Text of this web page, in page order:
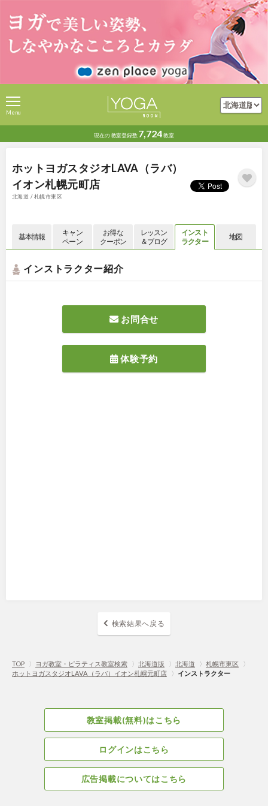
現在の教室登録数 7,724教室
Menu
ホットヨガスタジオLAVA（ラバ）
イオン札幌元町店
北海道 / 札幌市東区
基本情報
キャン
ペーン
お得な
クーポン
レッスン
＆ブログ
インスト
ラクター
地図
インストラクター紹介
お問合せ
体験予約
検索結果へ戻る
TOP 〉 ヨガ教室・ピラティス教室検索 〉 北海道版 〉 北海道 〉 札幌市東区
〉
ホットヨガスタジオLAVA（ラバ）イオン札幌元町店
〉 インストラクター
教室掲載(無料)はこちら
ログインはこちら
広告掲載についてはこちら